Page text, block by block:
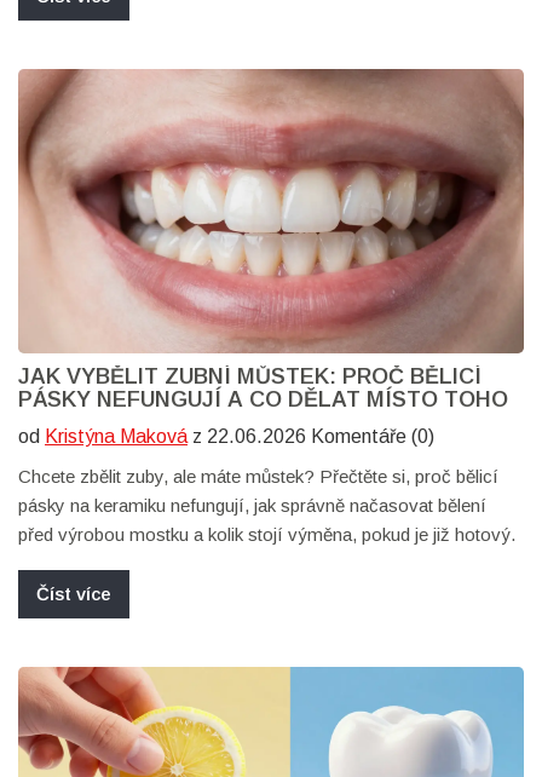
JAK VYBĚLIT ZUBNÍ MŮSTEK: PROČ BĚLICÍ
PÁSKY NEFUNGUJÍ A CO DĚLAT MÍSTO TOHO
od Kristýna Maková z 22.06.2026 Komentáře (0)
Chcete zbělit zuby, ale máte můstek? Přečtěte si, proč bělicí
pásky na keramiku nefungují, jak správně načasovat bělení
před výrobou mostku a kolik stojí výměna, pokud je již hotový.
Číst více